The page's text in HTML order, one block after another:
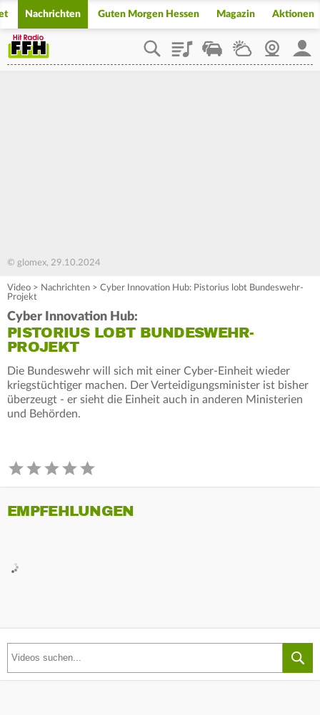
Nachrichten Guten Morgen Hessen Magazin Aktionen
PlaylistStaupilotWetterWebcam
© glomex, 29.10.2024
Video > Nachrichten > Cyber Innovation Hub: Pistorius lobt Bundeswehr-
Projekt
Cyber Innovation Hub:
PISTORIUS LOBT BUNDESWEHR-
PROJEKT
Die Bundeswehr will sich mit einer Cyber-Einheit wieder
kriegstüchtiger machen. Der Verteidigungsminister ist bisher
überzeugt - er sieht die Einheit auch in anderen Ministerien
und Behörden.
EMPFEHLUNGEN